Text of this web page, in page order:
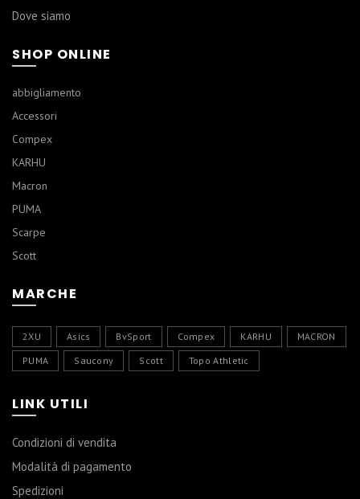
Dove siamo
SHOP ONLINE
abbigliamento
Accessori
Compex
KARHU
Macron
PUMA
Scarpe
Scott
MARCHE
2XU Asics BvSport Compex KARHU
MACRON
PUMA
Saucony Scott Topo Athletic
LINK UTILI
Condizioni di vendita
Modalità di pagamento
Spedizioni